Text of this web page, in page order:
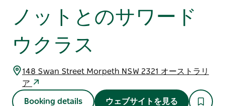
ノットとのサワード
ウクラス
148 Swan Street Morpeth NSW 2321 オーストラリ
ア
Booking details ウェブサイトを見る